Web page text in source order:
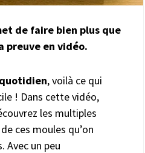
de faire bien plus que
preuve en vidéo.
, voilà ce qui
! Dans cette vidéo,
les multiples
ces moules qu’on
Avec un peu